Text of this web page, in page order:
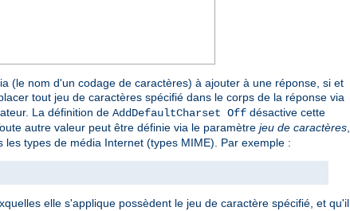
(le nom d'un codage de caractères) à ajouter à une réponse, si et
tout jeu de caractères spécifié dans le corps de la réponse via
La définition de AddDefaultCharset Off désactive cette
autre valeur peut être définie via le paramètre jeu de caractères,
les types de média Internet (types MIME). Par exemple :
elle s'applique possèdent le jeu de caractère spécifié, et qu'il